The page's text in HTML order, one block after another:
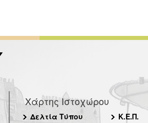
Χάρτης Ιστοχώρου
Δελτία Τύπου
Κ.Ε.Π.